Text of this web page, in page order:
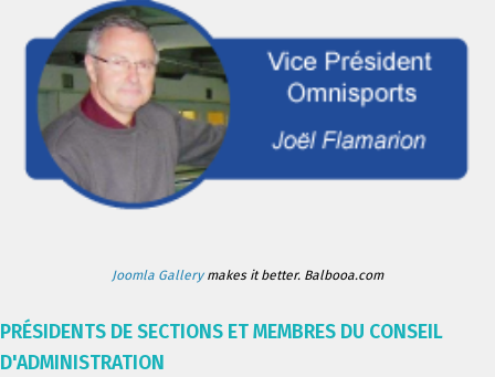
Joomla Gallerymakes it better. Balbooa.com
PRÉSIDENTS DE SECTIONS ET MEMBRES DU CONSEIL
D'ADMINISTRATION